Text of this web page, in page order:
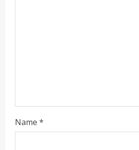
Name *